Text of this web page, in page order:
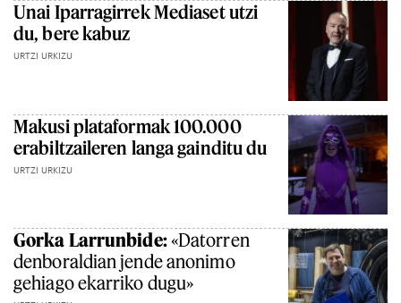
Unai Iparragirrek Mediaset utzi
du, bere kabuz
URTZI URKIZU
Makusi plataformak 100.000
erabiltzaileren langa gainditu du
URTZI URKIZU
Gorka Larrunbide:«Datorren
denboraldian jende anonimo
gehiago ekarriko dugu»